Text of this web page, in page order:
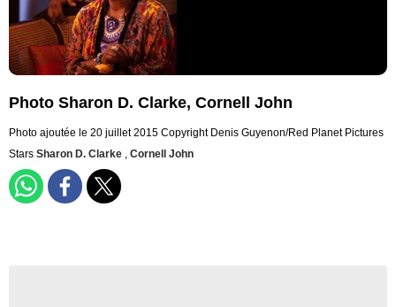
Photo Sharon D. Clarke, Cornell John
Photo ajoutée le 20 juillet 2015 Copyright Denis Guyenon/Red Planet Pictures
Stars Sharon D. Clarke , Cornell John